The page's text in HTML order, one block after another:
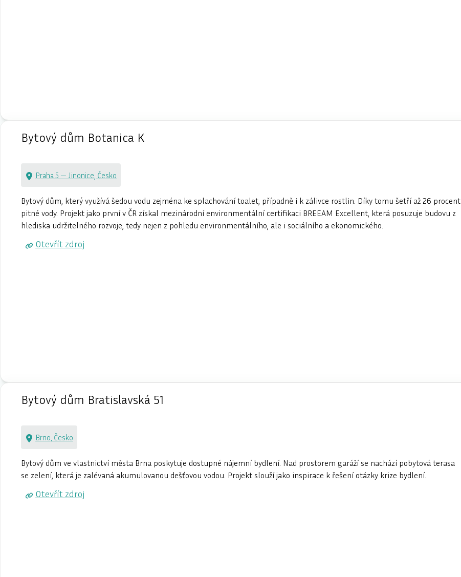
Bytový dům Botanica K
Praha 5 — Jinonice, Česko
Bytový dům, který využívá šedou vodu zejména ke splachování toalet, případně i k zálivce rostlin. Díky tomu šetří až 26 procent
pitné vody. Projekt jako první v ČR získal mezinárodní environmentální certifikaci BREEAM Excellent, která posuzuje budovu z
hlediska udržitelného rozvoje, tedy nejen z pohledu environmentálního, ale i sociálního a ekonomického.
Otevřít zdroj
Bytový dům Bratislavská 51
Brno, Česko
Bytový dům ve vlastnictví města Brna poskytuje dostupné nájemní bydlení. Nad prostorem garáží se nachází pobytová terasa
se zelení, která je zalévaná akumulovanou dešťovou vodou. Projekt slouží jako inspirace k řešení otázky krize bydlení.
Otevřít zdroj